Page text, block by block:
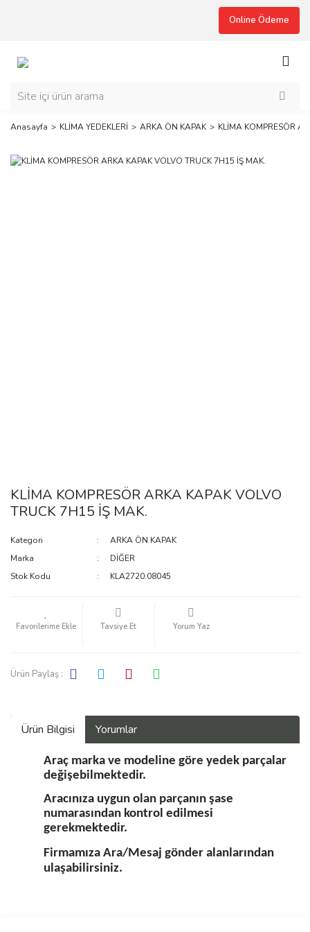
Online Ödeme
Anasayfa KLİMA YEDEKLERİ ARKA ÖN KAPAK KLİMA KOMPRESÖR
KLİMA KOMPRESÖR ARKA KAPAK VOLVO
TRUCK 7H15 İŞ MAK.
Kategori
ARKA ÖN KAPAK
Marka
DİĞER
Stok Kodu
KLA2720.08045
Tavsiye Et Yorum Yaz
Ürün Paylaş :
Ürün Bilgisi Yorumlar
Araç marka ve modeline göre yedek parçalar
değişebilmektedir.
Aracınıza uygun olan parçanın şase
numarasından kontrol edilmesi
gerekmektedir.
Firmamıza Ara/Mesaj gönder alanlarından
ulaşabilirsiniz.